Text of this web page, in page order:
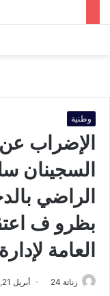
وطنية
الإضراب
السجينان
الراضي
بظرو ف
العامة
زناتة 24
أرسل أبريل 21, 2021